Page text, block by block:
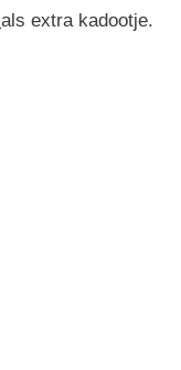
als extra kadootje.